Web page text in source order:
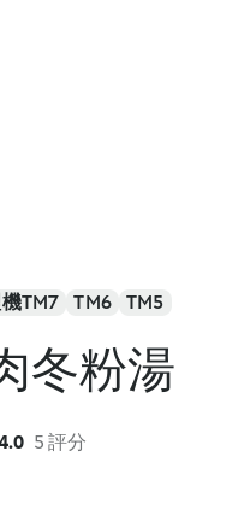
TM7 TM6 TM5
冬粉湯
5 評分